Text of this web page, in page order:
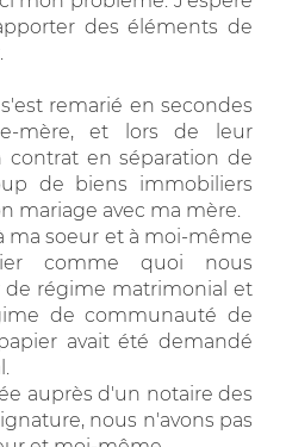
des éléments de
remarié en secondes
mère, et lors de leur
en séparation de
de biens immobiliers
mariage avec ma mère.
ma soeur et à moi-même
comme quoi nous
de régime matrimonial et
de communauté de
avait été demandé
auprès d'un notaire des
nous n'avons pas